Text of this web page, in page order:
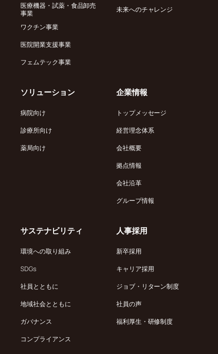
医療機器・試薬・食品卸売
事業
ワクチン事業
医院開業支援事業
フェムテック事業
未来へのチャレンジ
ソリューション
病院向け
診療所向け
薬局向け
企業情報
トップメッセージ
経営理念体系
会社概要
拠点情報
会社沿革
グループ情報
サステナビリティ
環境への取り組み
SDGs
社員とともに
地域社会とともに
ガバナンス
コンプライアンス
人事採用
新卒採用
キャリア採用
ジョブ・リターン制度
社員の声
福利厚生・研修制度